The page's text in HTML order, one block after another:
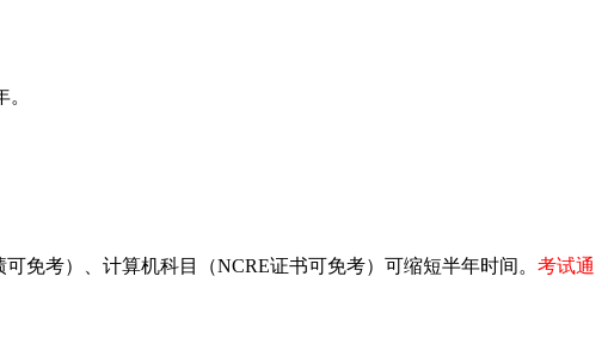
考）、计算机科目（NCRE证书可免考）可缩短半年时间。 考试通